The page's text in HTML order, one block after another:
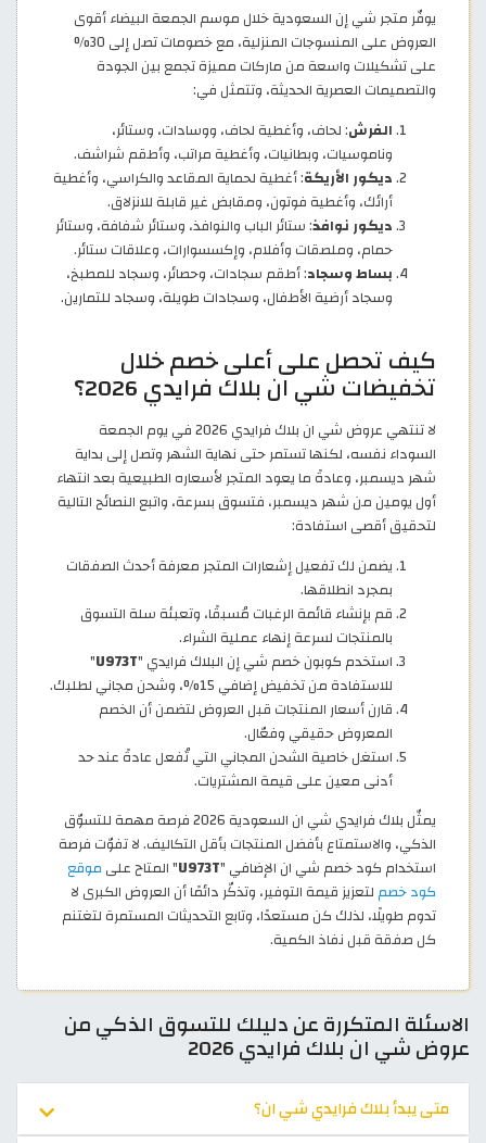
يوفّر متجر شي إن السعودية خلال موسم الجمعة البيضاء أقوى
العروض على المنسوجات المنزلية، مع خصومات تصل إلى 30%
على تشكيلات واسعة من ماركات مميزة تجمع بين الجودة
والتصميمات العصرية الحديثة، وتتمثل في:
الفرش: لحاف، وأغطية لحاف، ووسادات، وستائر،
وناموسيات، وبطانيات، وأغطية مراتب، وأطقم شراشف.
ديكور الأريكة: أغطية لحماية المقاعد والكراسي، وأغطية
أرائك، وأغطية فوتون، ومقابض غير قابلة للانزلاق.
ديكور نوافذ: ستائر الباب والنوافذ، وستائر شفافة، وستائر
حمام، وملصقات وأفلام، وإكسسوارات، وعلاقات ستائر.
بساط وسجاد: أطقم سجادات، وحصائر، وسجاد للمطبخ،
وسجاد أرضية الأطفال، وسجادات طويلة، وسجاد للتمارين.
كيف تحصل على أعلى خصم خلال
تخفيضات شي ان بلاك فرايدي 2026؟
لا تنتهي عروض شي ان بلاك فرايدي 2026 في يوم الجمعة
السوداء نفسه، لكنها تستمر حتى نهاية الشهر وتصل إلى بداية
شهر ديسمبر، وعادةً ما يعود المتجر لأسعاره الطبيعية بعد انتهاء
أول يومين من شهر ديسمبر، فتسوق بسرعة، واتبع النصائح التالية
لتحقيق أقصى استفادة:
يضمن لك تفعيل إشعارات المتجر معرفة أحدث الصفقات
بمجرد انطلاقها.
قم بإنشاء قائمة الرغبات مُسبقًا، وتعبئة سلة التسوق
بالمنتجات لسرعة إنهاء عملية الشراء.
استخدم كوبون خصم شي إن البلاك فرايدي "U973T
"
للاستفادة من تخفيض إضافي 15%، وشحن مجاني لطلبك.
قارن أسعار المنتجات قبل العروض لتضمن أن الخصم
المعروض حقيقي وفعّال.
استغل خاصية الشحن المجاني التي تُفعل عادةً عند حد
أدنى معين على قيمة المشتريات.
يمثّل بلاك فرايدي شي ان السعودية 2026 فرصة مهمة للتسوّق
الذكي، والاستمتاع بأفضل المنتجات بأقل التكاليف. لا تفوّت فرصة
استخدام كود خصم شي ان الإضافي "U973T" المتاح على موقع
كود خصم لتعزيز قيمة التوفير، وتذكّر دائمًا أن العروض الكبرى لا
تدوم طويلًا، لذلك كن مستعدًا، وتابع التحديثات المستمرة لتغتنم
كل صفقة قبل نفاذ الكمية.
الاسئلة المتكررة عن دليلك للتسوق الذكي من
عروض شي ان بلاك فرايدي 2026
متى يبدأ بلاك فرايدي شي ان؟